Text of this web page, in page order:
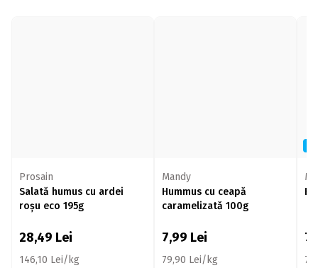
Prosain
Salată humus cu ardei
roșu eco 195g
28,49 Lei
146,10 Lei/kg
Mandy
Hummus cu ceapă
caramelizată 100g
7,99 Lei
79,90 Lei/kg